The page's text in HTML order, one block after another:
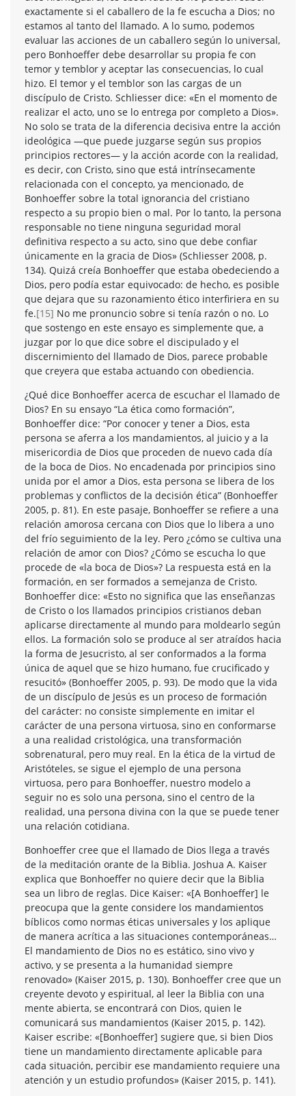
exactamente si el caballero de la fe escucha a Dios; no
estamos al tanto del llamado. A lo sumo, podemos
evaluar las acciones de un caballero según lo universal,
pero Bonhoeffer debe desarrollar su propia fe con
temor y temblor y aceptar las consecuencias, lo cual
hizo. El temor y el temblor son las cargas de un
discípulo de Cristo. Schliesser dice: «En el momento de
realizar el acto, uno se lo entrega por completo a Dios».
No solo se trata de la diferencia decisiva entre la acción
ideológica —que puede juzgarse según sus propios
principios rectores— y la acción acorde con la realidad,
es decir, con Cristo, sino que está intrínsecamente
relacionada con el concepto, ya mencionado, de
Bonhoeffer sobre la total ignorancia del cristiano
respecto a su propio bien o mal. Por lo tanto, la persona
responsable no tiene ninguna seguridad moral
definitiva respecto a su acto, sino que debe confiar
únicamente en la gracia de Dios» (Schliesser 2008, p.
134). Quizá creía Bonhoeffer que estaba obedeciendo a
Dios, pero podía estar equivocado: de hecho, es posible
que dejara que su razonamiento ético interfiriera en su
fe.[15] No me pronuncio sobre si tenía razón o no. Lo
que sostengo en este ensayo es simplemente que, a
juzgar por lo que dice sobre el discipulado y el
discernimiento del llamado de Dios, parece probable
que creyera que estaba actuando con obediencia.
¿Qué dice Bonhoeffer acerca de escuchar el llamado de
Dios? En su ensayo “La ética como formación”,
Bonhoeffer dice: “Por conocer y tener a Dios, esta
persona se aferra a los mandamientos, al juicio y a la
misericordia de Dios que proceden de nuevo cada día
de la boca de Dios. No encadenada por principios sino
unida por el amor a Dios, esta persona se libera de los
problemas y conflictos de la decisión ética” (Bonhoeffer
2005, p. 81). En este pasaje, Bonhoeffer se refiere a una
relación amorosa cercana con Dios que lo libera a uno
del frío seguimiento de la ley. Pero ¿cómo se cultiva una
relación de amor con Dios? ¿Cómo se escucha lo que
procede de «la boca de Dios»? La respuesta está en la
formación, en ser formados a semejanza de Cristo.
Bonhoeffer dice: «Esto no significa que las enseñanzas
de Cristo o los llamados principios cristianos deban
aplicarse directamente al mundo para moldearlo según
ellos. La formación solo se produce al ser atraídos hacia
la forma de Jesucristo, al ser conformados a la forma
única de aquel que se hizo humano, fue crucificado y
resucitó» (Bonhoeffer 2005, p. 93). De modo que la vida
de un discípulo de Jesús es un proceso de formación
del carácter: no consiste simplemente en imitar el
carácter de una persona virtuosa, sino en conformarse
a una realidad cristológica, una transformación
sobrenatural, pero muy real. En la ética de la virtud de
Aristóteles, se sigue el ejemplo de una persona
virtuosa, pero para Bonhoeffer, nuestro modelo a
seguir no es solo una persona, sino el centro de la
realidad, una persona divina con la que se puede tener
una relación cotidiana.
Bonhoeffer cree que el llamado de Dios llega a través
de la meditación orante de la Biblia. Joshua A. Kaiser
explica que Bonhoeffer no quiere decir que la Biblia
sea un libro de reglas. Dice Kaiser: «[A Bonhoeffer] le
preocupa que la gente considere los mandamientos
bíblicos como normas éticas universales y los aplique
de manera acrítica a las situaciones contemporáneas…
El mandamiento de Dios no es estático, sino vivo y
activo, y se presenta a la humanidad siempre
renovado» (Kaiser 2015, p. 130). Bonhoeffer cree que un
creyente devoto y espiritual, al leer la Biblia con una
mente abierta, se encontrará con Dios, quien le
comunicará sus mandamientos (Kaiser 2015, p. 142).
Kaiser escribe: «[Bonhoeffer] sugiere que, si bien Dios
tiene un mandamiento directamente aplicable para
cada situación, percibir ese mandamiento requiere una
atención y un estudio profundos» (Kaiser 2015, p. 141).